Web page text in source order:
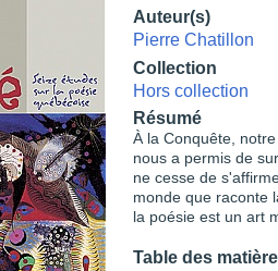
Auteur(s)
Pierre Chatillon
Collection
Hors collection
Résumé
À la Conquête,
nous a permis de
ne cesse de
monde que raconte
la poésie est un art
Table des